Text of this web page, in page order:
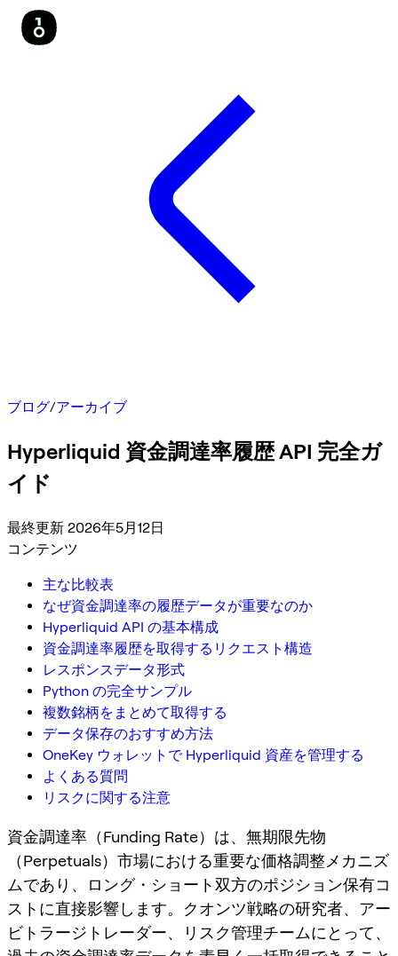
ブログ/アーカイブ
Hyperliquid 資金調達率履歴 API 完全ガ
イド
最終更新 2026年5月12日
コンテンツ
主な比較表
なぜ資金調達率の履歴データが重要なのか
Hyperliquid API の基本構成
資金調達率履歴を取得するリクエスト構造
レスポンスデータ形式
Python の完全サンプル
複数銘柄をまとめて取得する
データ保存のおすすめ方法
OneKey ウォレットで Hyperliquid 資産を管理する
よくある質問
リスクに関する注意
資金調達率（Funding Rate）は、無期限先物
（Perpetuals）市場における重要な価格調整メカニズ
ムであり、ロング・ショート双方のポジション保有コ
ストに直接影響します。クオンツ戦略の研究者、アー
ビトラージトレーダー、リスク管理チームにとって、